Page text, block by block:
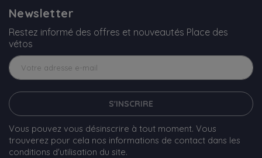
Newsletter
Restez informé des offres et nouveautés Place des
vétos
S'INSCRIRE
Vous pouvez vous désinscrire à tout moment. Vous
trouverez pour cela nos informations de contact dans les
conditions d'utilisation du site.